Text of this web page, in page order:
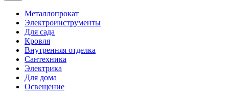
Металлопрокат
Электроинструменты
Для сада
Кровля
Внутренняя отделка
Сантехника
Электрика
Для дома
Освещение